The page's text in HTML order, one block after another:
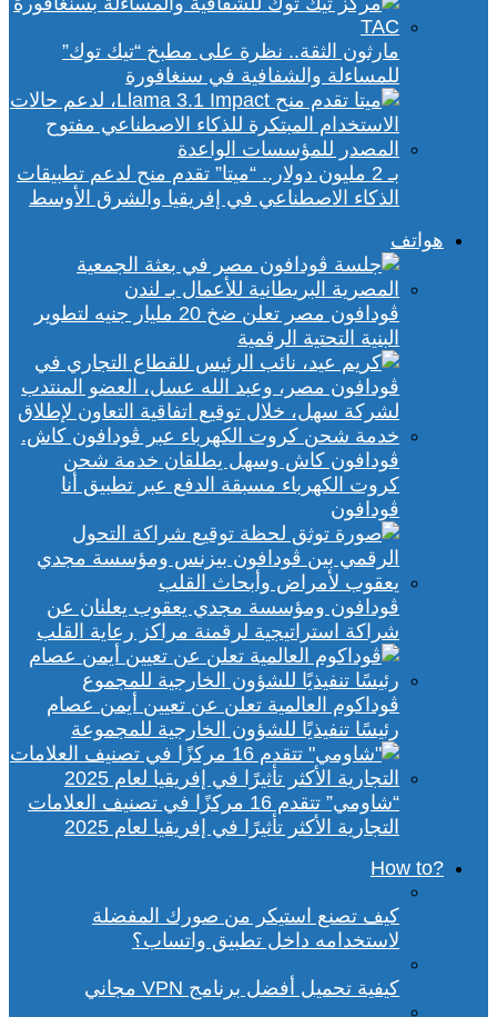
مارثون الثقة.. نظرة على مطبخ “تيك توك”
للمساءلة والشفافية في سنغافورة
بـ 2 مليون دولار.. “ميتا” تقدم منح لدعم تطبيقات
الذكاء الاصطناعي في إفريقيا والشرق الأوسط
هواتف
ڤودافون مصر تعلن ضخ 20 مليار جنيه لتطوير
البنية التحتية الرقمية
ڤودافون كاش وسهل يطلقان خدمة شحن
كروت الكهرباء مسبقة الدفع عبر تطبيق أنا
ڤودافون
ڤودافون ومؤسسة مجدي يعقوب يعلنان عن
شراكة استراتيجية لرقمنة مراكز رعاية القلب
ڤوداكوم العالمية تعلن عن تعيين أيمن عصام
رئيسًا تنفيذيًا للشؤون الخارجية للمجموعة
“شاومي” تتقدم 16 مركزًا في تصنيف العلامات
التجارية الأكثر تأثيرًا في إفريقيا لعام 2025
?How to
كيف تصنع استيكر من صورك المفضلة
لاستخدامه داخل تطبيق واتساب؟
كيفية تحميل أفضل برنامج VPN مجاني